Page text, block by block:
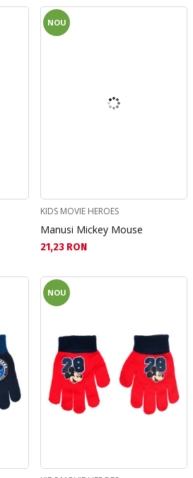
NOU
KIDS MOVIE HEROES
Manusi Mickey Mouse
Текуща цена:
21,23 RON
NOU